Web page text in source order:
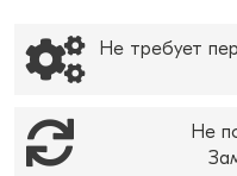
Не требует
Не